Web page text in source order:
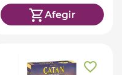
Afegir